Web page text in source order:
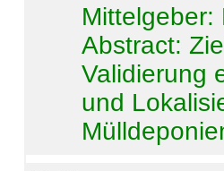
Mittelgeber:
Abstract:
Validierung
und